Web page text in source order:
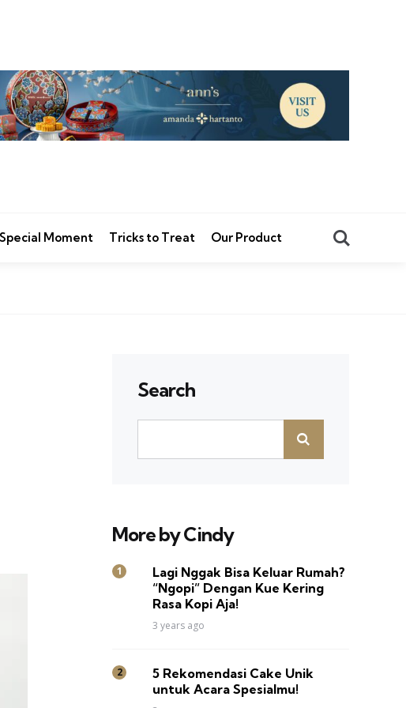
Special Moment Tricks to Treat Our Product
Search
More by Cindy
Lagi Nggak Bisa Keluar Rumah?
“Ngopi” Dengan Kue Kering
Rasa Kopi Aja!
3 years ago
5 Rekomendasi Cake Unik
untuk Acara Spesialmu!